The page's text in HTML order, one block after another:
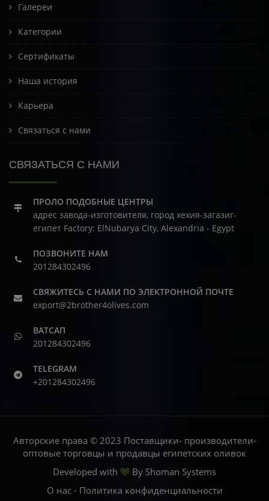
Галереи
Категории
Сертификаты
Наша история
Карьера
Связаться с нами
СВЯЗАТЬСЯ С НАМИ
ПРОЛО ПОДОБНЫЕ ЦЕНТРЫ
адрес завода-изготовителя, город хехия-загазиг-
египет Factory: ElNubarya City, Alexandria - Egypt
ПОЗВОНИТЕ НАМ
201284302496
СВЯЖИТЕСЬ С НАМИ ПО ЭЛЕКТРОННОЙ ПОЧТЕ
export@2brother4olives.com
ВАТСАП
201284302496
TELEGRAM
+201284302496
Авторские права © 2023 Поставщики- производители-
оптовые торговцы и продавцы египетских оливок
Developed with
By Shoman Systems
О нас- Политика конфиденциальности